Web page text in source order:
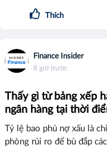
Thích
Finance Insider
8 giờ trước
Thấy gì từ bảng xếp
ngân hàng tại thời
Tỷ lệ bao phủ nợ xấu là
phòng rủi ro để bù đắp